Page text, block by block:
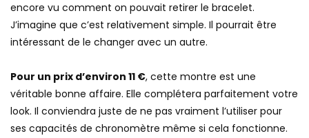
encore vu comment on pouvait retirer le bracelet.
J’imagine que c’est relativement simple. Il pourrait être
intéressant de le changer avec un autre.
Pour un prix d’environ 11 €, cette montre est une
véritable bonne affaire. Elle complétera parfaitement votre
look. Il conviendra juste de ne pas vraiment l’utiliser pour
ses capacités de chronomètre même si cela fonctionne.